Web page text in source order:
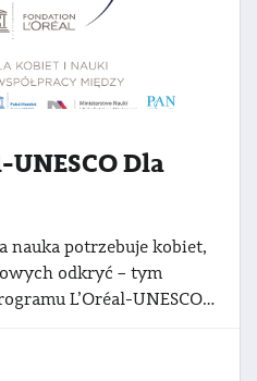
UNESCO Dla
nauka potrzebuje kobiet,
odkryć – tym
hasłem organizatorzy programu L’Oréal-UNESCO Dla Kobiet i Nauki już po raz 20. zapraszają młode badaczki do udziału w jednym z najbardziej rozpoznawalnych konkursów stypendialnych w Polsce. Nabór zgłoszeń do 20. edycji programu L’Oréal-UNESCO Dla Kobiet i Naukirozpocznie się 2 marca i potrwa do 30 kwietnia br.